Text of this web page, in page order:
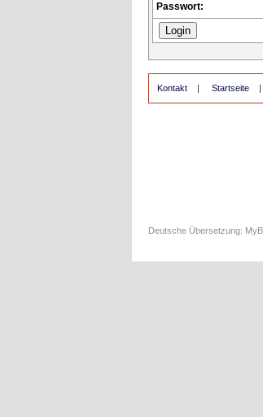
Passwort:
Kontakt | Startseite
Deutsche Übersetzung: